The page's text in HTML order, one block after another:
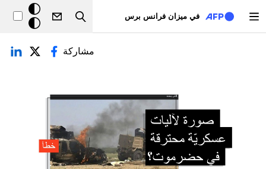
في ميزان فرانس برس
Search
خلفيّة
داكنة
التبويبات الأساسية
مشاركة